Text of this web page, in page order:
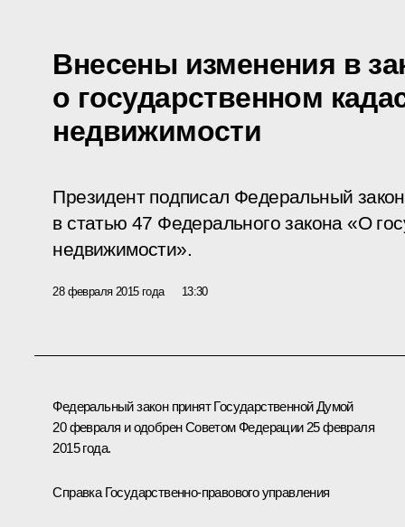
Внесены изменения в
о государственном
недвижимости
Президент подписал Федеральный
в статью 47 Федерального закона «О
недвижимости».
28 февраля 2015 года 13:30
Федеральный закон принят Государственной Думой
20 февраля и одобрен Советом Федерации 25 февраля
2015 года.
Справка Государственно-правового управления